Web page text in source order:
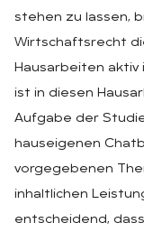
stehen zu lassen,
Wirtschaftsrecht
Hausarbeiten aktiv
ist in diesen
Aufgabe der
hauseigenen
vorgegebenen
inhaltlichen
entscheidend,